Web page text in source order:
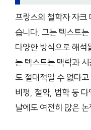
프랑스의 철학자 자크
습니다. 그는 텍스트
다양한 방식으로 해석
는 텍스트는 맥락과
도 절대적일 수 없다
비평, 철학, 법학 등
날에도 여전히 많은